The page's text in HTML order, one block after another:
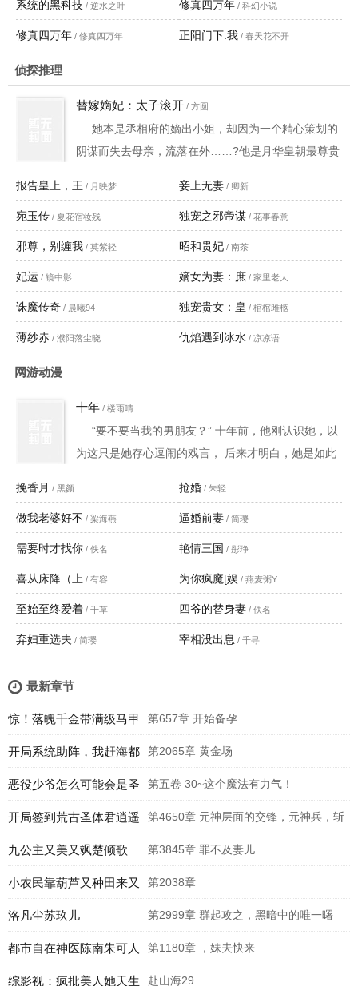
系统的黑科技 / 逆水之叶 修真四万年 / 科幻小说
修真四万年 / 修真四万年 正阳门下:我 / 春天花不开
侦探推理
替嫁嫡妃：太子滚开 / 方圆
她本是丞相府的嫡出小姐，却因为一个精心策划的
阴谋而失去母亲，流落在外……?他是月华皇朝最尊贵
虽无爱，但也能平心接受。?一顶花轿，十里红妆，她
成了他的妻，尊贵无比的太子妃……?她的清淡，她的
机灵和无所谓，却一点点走进他的心……?谁知，一朝
风云暗变，她竟不是她……?</P>
报告皇上，王 / 月映梦 妾上无妻 / 卿新
宛玉传 / 夏花宿妆残 独宠之邪帝谋 / 花事春意
邪尊，别缠我 / 莫紫轻 昭和贵妃 / 南茶
妃运 / 镜中影 嫡女为妻：庶 / 家里老大
诛魔传奇 / 晨曦94 独宠贵女：皇 / 棺棺雎柩
薄纱赤 / 濮阳落尘晓 仇焰遇到冰水 / 凉凉语
网游动漫
十年 / 楼雨晴
“要不要当我的男朋友？” 十年前，他刚认识她，以
为这只是她存心逗闹的戏言， 后来才明白，她是如此
最好、最正确的方式爱她， 其实她想要的，他都没做
到，只会叫她乖一点、别胡闹， 她太爱他，学不会与
他争吵，不忍心为难他， 才让他忘了问：她是否感受
得到，他真的很爱她…… 十年前，她知道她不是一厢
情愿，是真的看
挽香月 / 黑颜 抢婚 / 朱轻
做我老婆好不 / 梁海燕 逼婚前妻 / 简璎
需要时才找你 / 佚名 艳情三国 / 彤琤
喜从床降（上 / 有容 为你疯魔[娱 / 燕麦粥Y
至始至终爱着 / 千草 四爷的替身妻 / 佚名
弃妇重选夫 / 简璎 宰相没出息 / 千寻
最新章节
惊！落魄千金带满级马甲
重回豪门
第657章 开始备孕
开局系统助阵，我赶海都
爆桶赵勤彭老六
第2065章 黄金场
恶役少爷怎么可能会是圣
女？
第五卷 30~这个魔法有力气！
开局签到荒古圣体君逍遥
拜玉儿
第4650章 元神层面的交锋，元神兵，斩
魄天剑
九公主又美又飒楚倾歌 第3845章 罪不及妻儿
小农民靠葫芦又种田来又
修仙
第2038章
洛凡尘苏玖儿 第2999章 群起攻之，黑暗中的唯一曙
光！
都市自在神医陈南朱可人 第1180章 ，妹夫快来
综影视：疯批美人她天生 赴山海29